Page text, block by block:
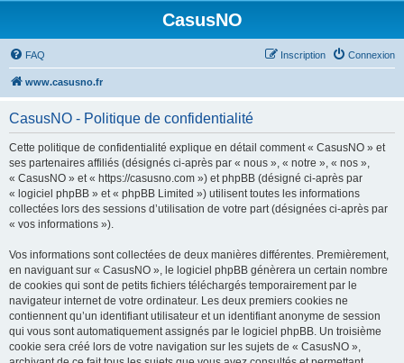
CasusNO
FAQ Connexion
Inscription
www.casusno.fr
CasusNO - Politique de confidentialité
Cette politique de confidentialité explique en détail comment « CasusNO » et
ses partenaires affiliés (désignés ci-après par « nous », « notre », « nos »,
« CasusNO » et « https://casusno.com ») et phpBB (désigné ci-après par
« logiciel phpBB » et « phpBB Limited ») utilisent toutes les informations
collectées lors des sessions d’utilisation de votre part (désignées ci-après par
« vos informations »).
Vos informations sont collectées de deux manières différentes. Premièrement,
en naviguant sur « CasusNO », le logiciel phpBB génèrera un certain nombre
de cookies qui sont de petits fichiers téléchargés temporairement par le
navigateur internet de votre ordinateur. Les deux premiers cookies ne
contiennent qu’un identifiant utilisateur et un identifiant anonyme de session
qui vous sont automatiquement assignés par le logiciel phpBB. Un troisième
cookie sera créé lors de votre navigation sur les sujets de « CasusNO »,